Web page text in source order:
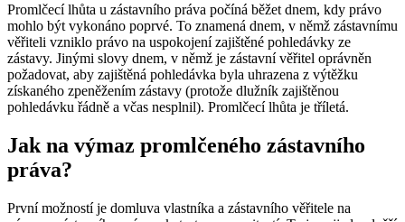
Promlčecí lhůta u zástavního práva počíná běžet dnem, kdy právo
mohlo být vykonáno poprvé. To znamená dnem, v němž zástavnímu
věřiteli vzniklo právo na uspokojení zajištěné pohledávky ze
zástavy. Jinými slovy dnem, v němž je zástavní věřitel oprávněn
požadovat, aby zajištěná pohledávka byla uhrazena z výtěžku
získaného zpeněžením zástavy (protože dlužník zajištěnou
pohledávku řádně a včas nesplnil). Promlčecí lhůta je tříletá.
Jak na výmaz promlčeného zástavního
práva?
První možností je domluva vlastníka a zástavního věřitele na